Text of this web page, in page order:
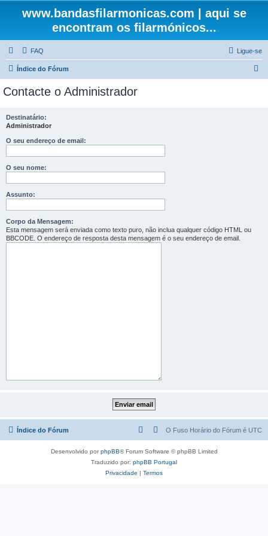
www.bandasfilarmonicas.com | aqui se
encontram os filarmónicos...
FAQ Ligue-se
Índice do Fórum
Contacte o Administrador
Destinatário:
Administrador
O seu endereço de email:
O seu nome:
Assunto:
Corpo da Mensagem:
Esta mensagem será enviada como texto puro, não inclua qualquer código HTML ou
BBCODE. O endereço de resposta desta mensagem é o seu endereço de email.
Índice do Fórum O Fuso Horário do Fórum é UTC
Desenvolvido porphpBB® Forum Software © phpBB Limited
Traduzido por: phpBB Portugal
Privacidade | Termos